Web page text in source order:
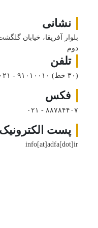
نشانی
دوم
تلفن
۰۲۱ - ۹۱۰۱۰۰۱۰ (۳۰ خط)
فکس
۰۲۱ - ۸۸۷۸۴۴۰۷
پست الکترونیک
info[at]adfa[dot]ir